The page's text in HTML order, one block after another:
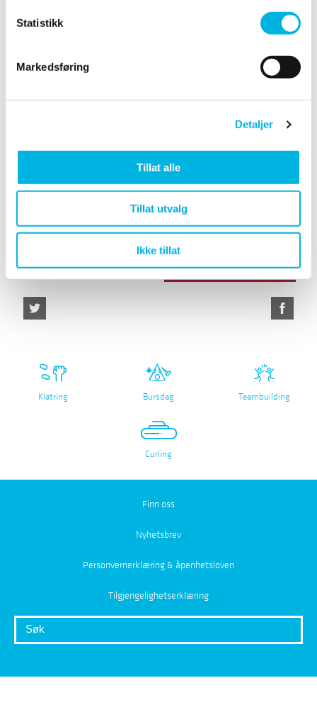
Statistikk
Markedsføring
Detaljer
Tillat alle
Tillat utvalg
Ikke tillat
Info fra klubb/krets
Folkekortet Søknad treningstider
Utleiereglement i
Folkehallene
#sørmarkaarena
Nyhetsbrev
Klatring Bursdag Teambuilding
Curling
Finn oss
Nyhetsbrev
Personvernerklæring & åpenhetsloven
Tilgjengelighetserklæring